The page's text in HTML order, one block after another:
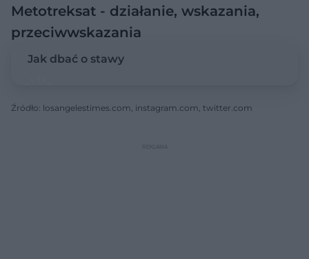
Metotreksat - działanie, wskazania,
przeciwwskazania
Jak dbać o stawy
Źródło: losangelestimes.com, instagram.com, twitter.com